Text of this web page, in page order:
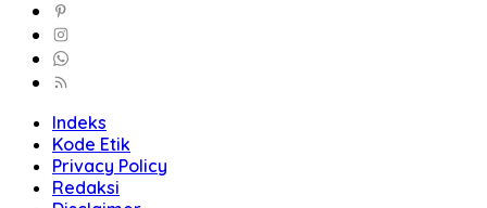
Indeks
Kode Etik
Privacy Policy
Redaksi